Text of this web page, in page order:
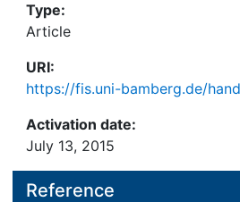
Type:
Article
URI:
https://fis.uni-bamberg.de/
Activation date:
July 13, 2015
Reference